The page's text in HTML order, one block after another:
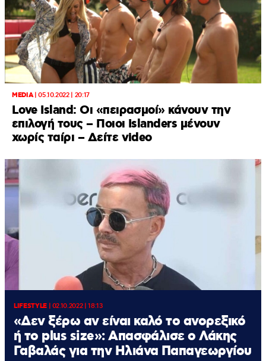
MEDIA|05.10.2022 | 20:17
Love Island: Οι «πειρασμοί» κάνουν την
επιλογή τους – Ποιοι Islanders μένουν
χωρίς ταίρι – Δείτε video
LIFESTYLE| 02.10.2022 | 18:13
«Δεν ξέρω αν είναι καλό το ανορεξικό
ή το plus size»: Απασφάλισε ο Λάκης
Γαβαλάς για την Ηλιάνα Παπαγεωργίου